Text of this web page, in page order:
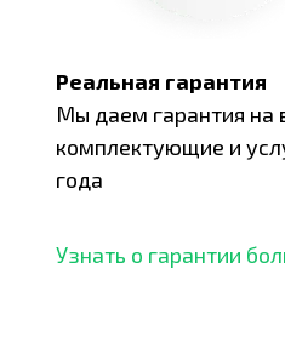
Реальная гарантия
Мы даем гарантия на
комплектующие и
года
Узнать о гарантии